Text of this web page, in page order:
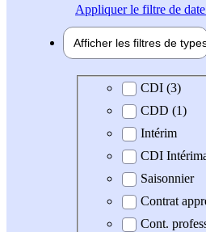
Appliquerle filtre de
Afficher les filtres de
Type de contrat
CDI (3)
CDD (1)
Intérim
CDI
Saisonnier
Contrat
Cont.